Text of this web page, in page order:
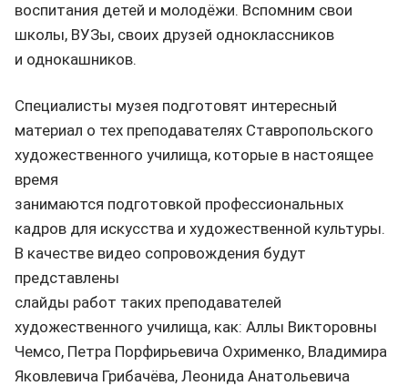
воспитания детей и молодёжи. Вспомним свои
школы, ВУЗы, своих друзей одноклассников
и однокашников.
Специалисты музея подготовят интересный
материал о тех преподавателях Ставропольского
художественного училища, которые в настоящее
время
занимаются подготовкой профессиональных
кадров для искусства и художественной культуры.
В качестве видео сопровождения будут
представлены
слайды работ таких преподавателей
художественного училища, как: Аллы Викторовны
Чемсо, Петра Порфирьевича Охрименко, Владимира
Яковлевича Грибачёва, Леонида Анатольевича